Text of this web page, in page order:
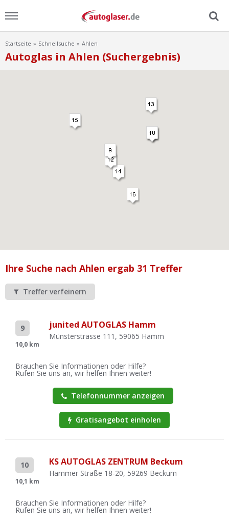
Home
Werkstatt Login
Startseite Schnellsuche Ahlen
Autoglas in Ahlen (Suchergebnis)
Ihre Suche nach Ahlen ergab 31 Treffer
Treffer verfeinern
9
10,0 km
junited AUTOGLAS Hamm
Münsterstrasse 111, 59065 Hamm
Brauchen Sie Informationen oder Hilfe?
Rufen Sie uns an, wir helfen Ihnen weiter!
Telefonnummer anzeigen
Gratisangebot einholen
10
10,1 km
KS AUTOGLAS ZENTRUM Beckum
Hammer Straße 18-20, 59269 Beckum
Brauchen Sie Informationen oder Hilfe?
Rufen Sie uns an, wir helfen Ihnen weiter!